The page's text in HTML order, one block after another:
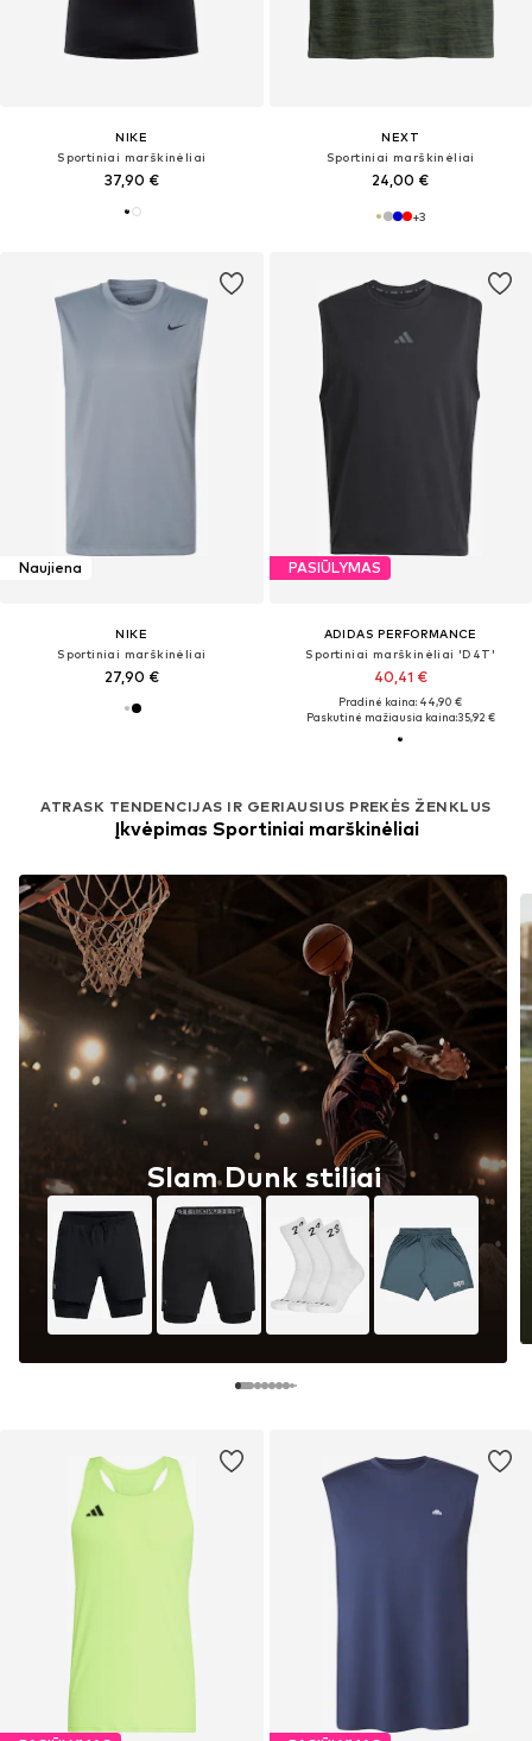
NIKE
Sportiniai marškinėliai
37,90 €
NEXT
Sportiniai marškinėliai
24,00 €
+3
Naujiena
NIKE
Sportiniai marškinėliai
27,90 €
PASIŪLYMAS
ADIDAS PERFORMANCE
Sportiniai marškinėliai 'D4T'
40,41 €
Pradinė kaina: 44,90 €
Paskutinė mažiausia kaina:35,92 €
ATRASK TENDENCIJAS IR GERIAUSIUS PREKĖS ŽENKLUS
Įkvėpimas Sportiniai marškinėliai
Slam Dunk stiliai